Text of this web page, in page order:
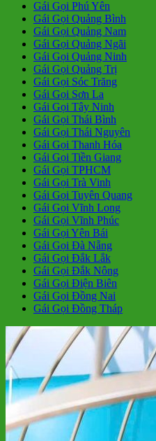
Gái Gọi Phú Yên
Gái Gọi Quảng Bình
Gái Gọi Quảng Nam
Gái Gọi Quảng Ngãi
Gái Gọi Quảng Ninh
Gái Gọi Quảng Trị
Gái Gọi Sóc Trăng
Gái Gọi Sơn La
Gái Gọi Tây Ninh
Gái Gọi Thái Bình
Gái Gọi Thái Nguyên
Gái Gọi Thanh Hóa
Gái Gọi Tiền Giang
Gái Gọi TPHCM
Gái Gọi Trà Vinh
Gái Gọi Tuyên Quang
Gái Gọi Vĩnh Long
Gái Gọi Vĩnh Phúc
Gái Gọi Yên Bái
Gái Gọi Đà Nẵng
Gái Gọi Đắk Lắk
Gái Gọi Đắk Nông
Gái Gọi Điện Biên
Gái Gọi Đồng Nai
Gái Gọi Đồng Tháp